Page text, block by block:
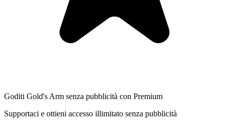
Goditi Gold's Arm senza pubblicità con Premium
Supportaci e ottieni accesso illimitato senza pubblicità